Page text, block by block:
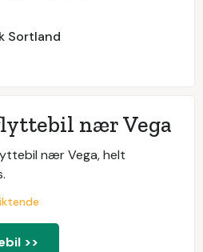
Sortland
nær Vega
nær Vega, helt
>>